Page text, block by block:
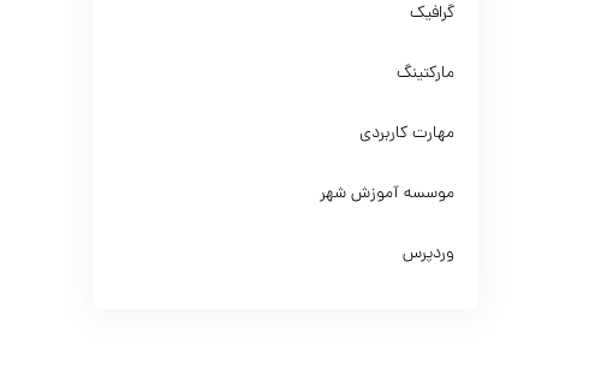
گرافیک
مارکتینگ
مهارت کاربردی
موسسه آموزش شهر
وردپرس